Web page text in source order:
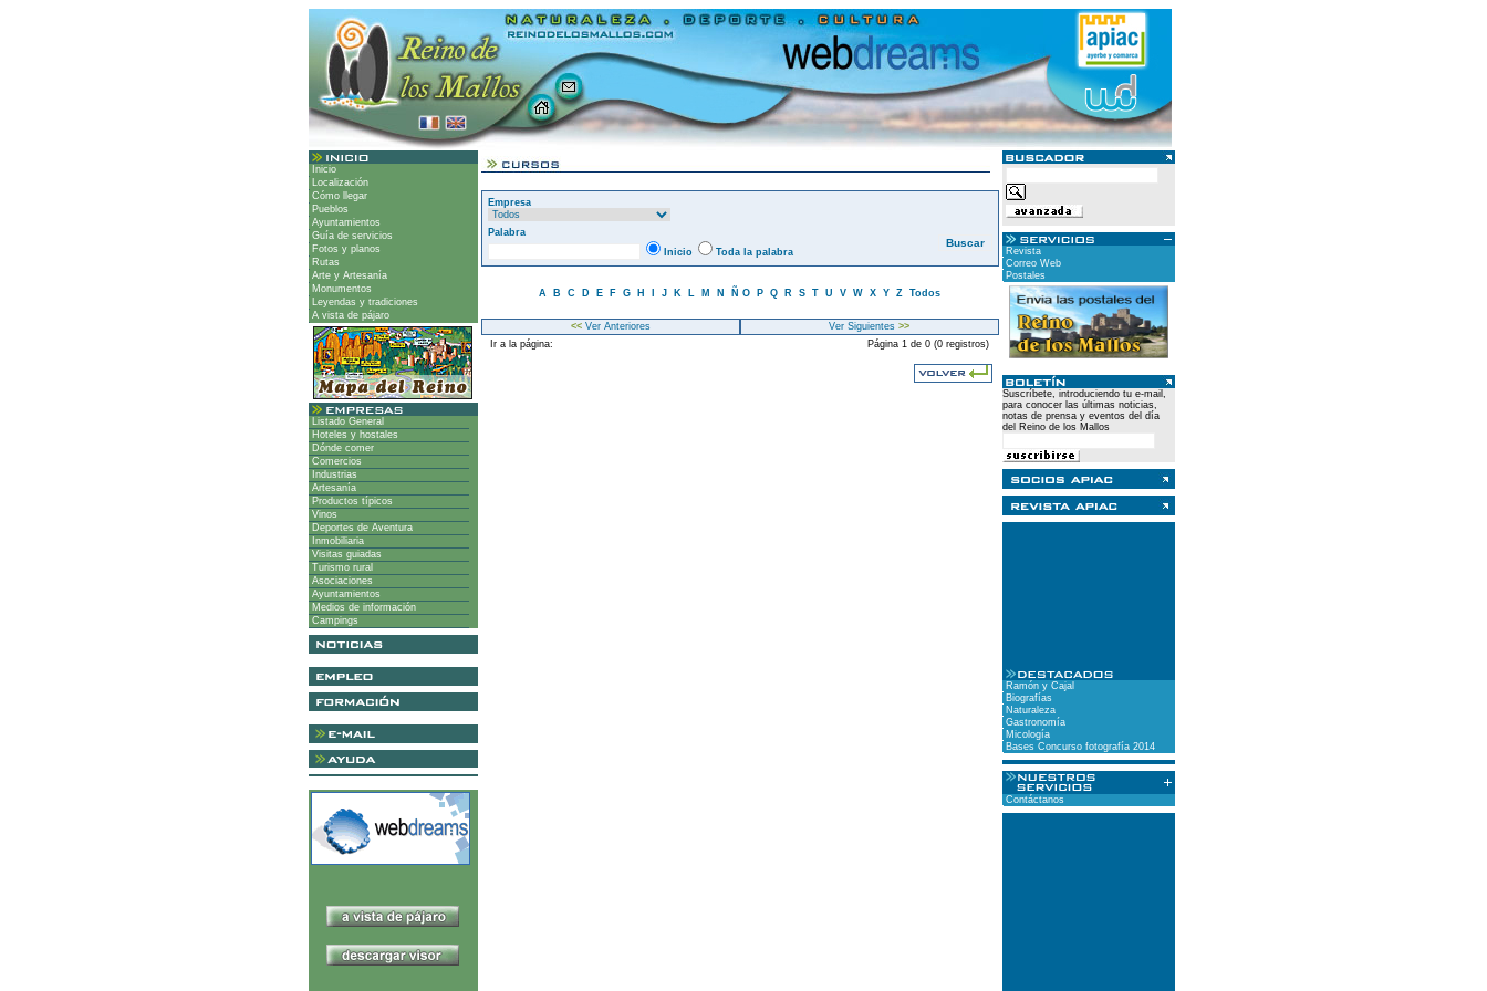
Inicio
Localización
Cómo llegar
Pueblos
Ayuntamientos
Guía de servicios
Fotos y planos
Rutas
Arte y Artesanía
Monumentos
Leyendas y tradiciones
A vista de pájaro
Listado General
Hoteles y hostales
Dónde comer
Comercios
Industrias
Artesanía
Productos típicos
Vinos
Deportes de Aventura
Inmobiliaria
Visitas guiadas
Turismo rural
Asociaciones
Ayuntamientos
Medios de información
Campings
Empresa
Palabra
Inicio
Toda la palabra
A B C D E F G H J K L M N Ñ O P Q R S T U V W X Y Z Todos
<<Ver Anteriores Ver Siguientes >>
Ir a la página:
Página 1 de 0 (0 registros)
Revista
Correo Web
Postales
Suscríbete, introduciendo tu e-mail,
para conocer las últimas noticias,
notas de prensa y eventos del día
del Reino de los Mallos
Ramón y Cajal
Biografías
Naturaleza
Gastronomía
Micología
Bases Concurso fotografía 2014
Contáctanos